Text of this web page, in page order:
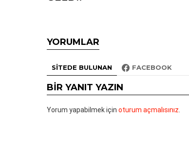
YORUMLAR
SITEDE BULUNAN FACEBOOK
BIR YANIT YAZIN
Yorum yapabilmek için oturum açmalısınız